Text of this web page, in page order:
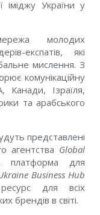
іміджу України у
молодих
експатів, які
мислення. З
комунікаційну
Канади, Ізраїля,
та арабського
представлені
агентства Global
платформа для
Business Hub
для всіх
брендів в світі.